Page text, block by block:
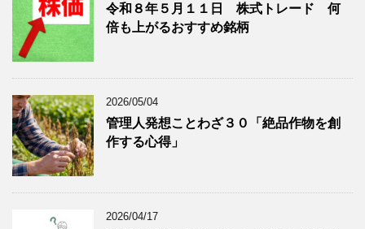
令和８年５月１１日 株式トレード 何
倍も上がるおすすめ銘柄
2026/05/04
管理人発想ことわざ３０「絶品作物を創
作する心得」
2026/04/17